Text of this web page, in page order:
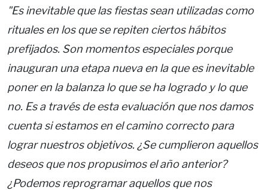
"Es inevitable que las fiestas sean utilizadas como
rituales en los que se repiten ciertos hábitos
prefijados. Son momentos especiales porque
inauguran una etapa nueva en la que es inevitable
poner en la balanza lo que se ha logrado y lo que
no. Es a través de esta evaluación que nos damos
cuenta si estamos en el camino correcto para
lograr nuestros objetivos. ¿Se cumplieron aquellos
deseos que nos propusimos el año anterior?
¿Podemos reprogramar aquellos que nos